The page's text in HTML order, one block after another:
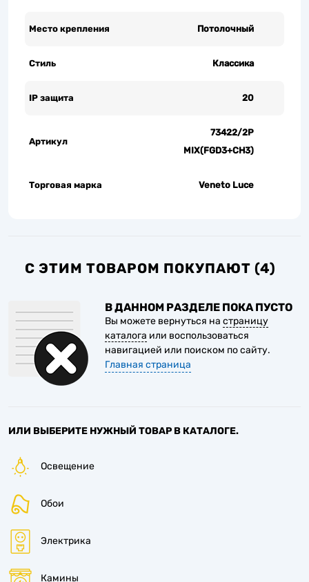
Место крепления Потолочный
Стиль Классика
IP защита 20
Артикул
73422/2P
MIX(FGD3+CH3)
Торговая марка Veneto Luce
С ЭТИМ ТОВАРОМ ПОКУПАЮТ (4)
В ДАННОМ РАЗДЕЛЕ ПОКА ПУСТО
Вы можете вернуться на страницу
каталога или воспользоваться
навигацией или поиском по сайту.
Главная страница
ИЛИ ВЫБЕРИТЕ НУЖНЫЙ ТОВАР В КАТАЛОГЕ.
Освещение
Обои
Электрика
Камины